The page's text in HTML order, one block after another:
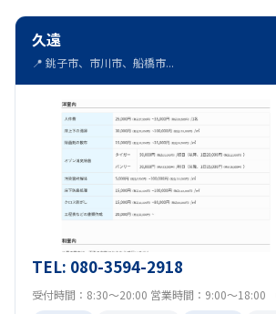
久遠
📍 銚子市、市川市、船橋市...
TEL: 080-3594-2918
受付時間：8:30～20:00 営業時間：9:00～18:00